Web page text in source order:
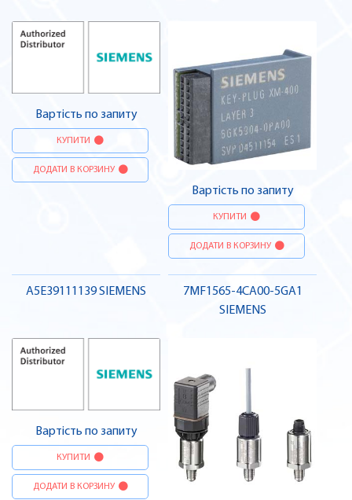
Вартість по запиту
КУПИТИ
ДОДАТИ В КОРЗИНУ
Вартість по запиту
КУПИТИ
ДОДАТИ В КОРЗИНУ
A5E39111139 SIEMENS
Вартість по запиту
КУПИТИ
ДОДАТИ В КОРЗИНУ
7MF1565-4CA00-5GA1
SIEMENS